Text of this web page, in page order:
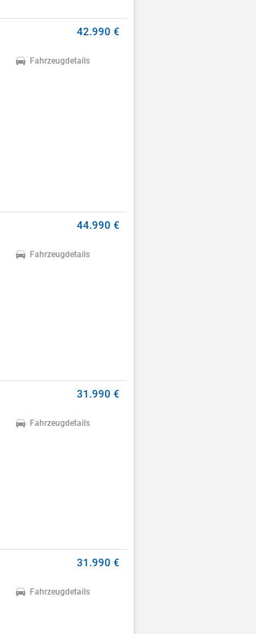
42.990 €
Fahrzeugdetails
44.990 €
Fahrzeugdetails
31.990 €
Fahrzeugdetails
31.990 €
Fahrzeugdetails